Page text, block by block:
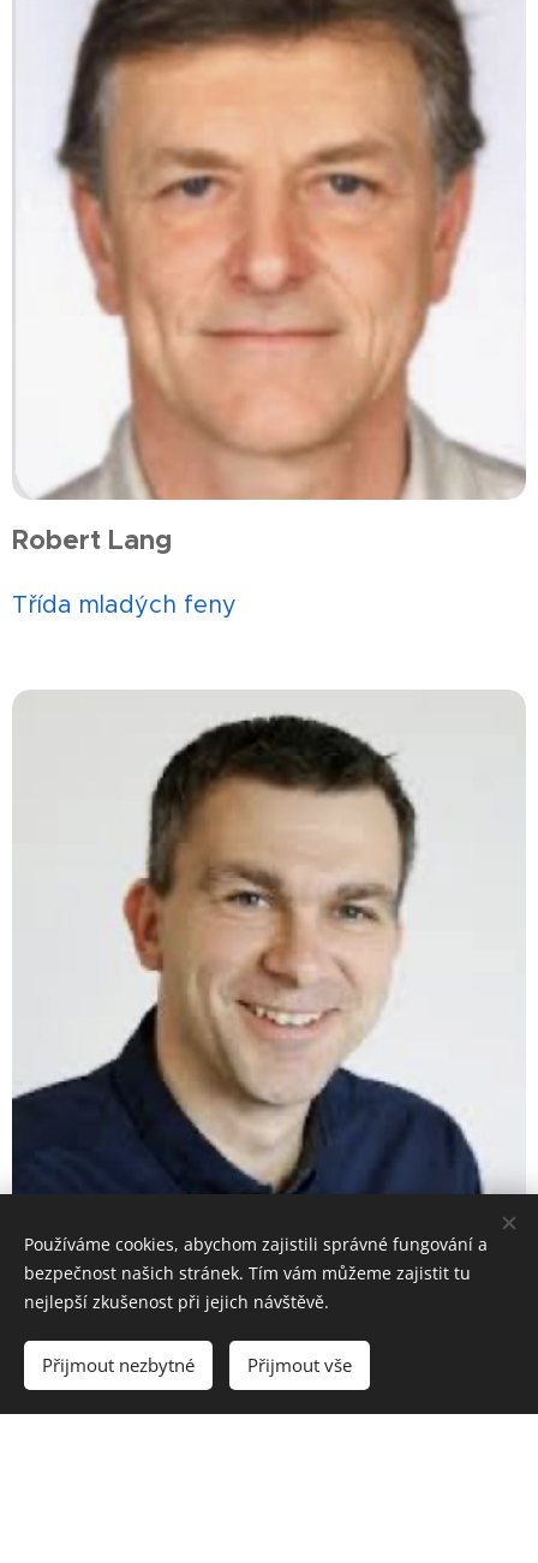
Robert Lang
Třída mladých feny
Christian Schalk
Používáme cookies, abychom zajistili správné fungování a
bezpečnost našich stránek. Tím vám můžeme zajistit tu
nejlepší zkušenost při jejich návštěvě.
Přijmout nezbytné Přijmout vše